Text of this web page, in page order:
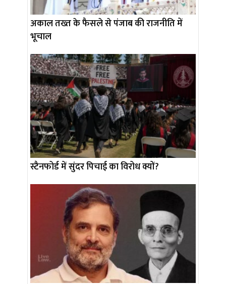
अकाल तख्त के फैसले से पंजाब की राजनीति में
भूचाल
स्टैनफोर्ड में सुंदर पिचाई का विरोध क्यों?